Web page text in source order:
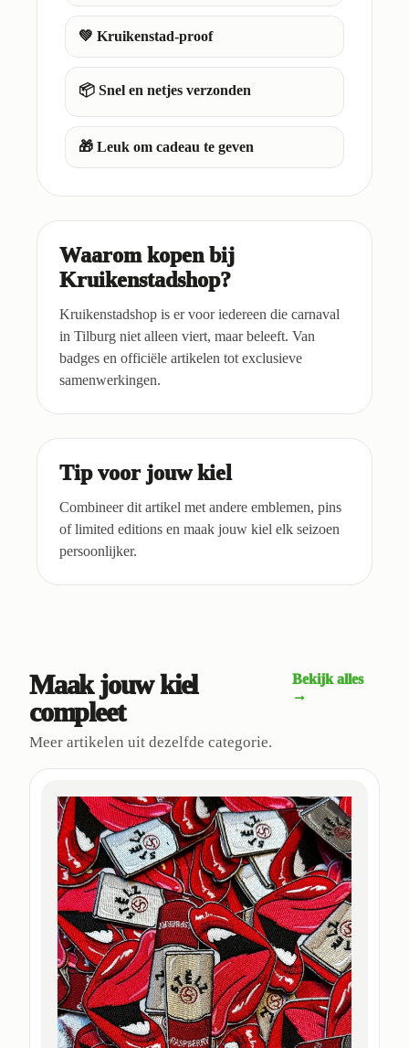
💚 Kruikenstad-proof
📦 Snel en netjes verzonden
🎁 Leuk om cadeau te geven
Waarom kopen bij
Kruikenstadshop?
Kruikenstadshop is er voor iedereen die carnaval
in Tilburg niet alleen viert, maar beleeft. Van
badges en officiële artikelen tot exclusieve
samenwerkingen.
Tip voor jouw kiel
Combineer dit artikel met andere emblemen, pins
of limited editions en maak jouw kiel elk seizoen
persoonlijker.
Maak jouw kiel
compleet
Meer artikelen uit dezelfde categorie.
Bekijk alles
→